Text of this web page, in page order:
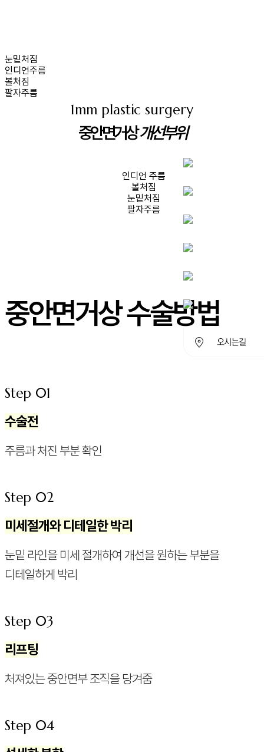
눈밑처짐
인디언주름
볼처짐
팔자주름
1mm plastic surgery
중안면거상개선부위
인디언 주름
볼처짐
눈밑처짐
팔자주름
중안면거상 수술방법
Step 01
수술전
주름과 처진 부분 확인
Step 02
미세절개와 디테일한 박리
눈밑 라인을 미세 절개하여 개선을 원하는 부분을
디테일하게 박리
Step 03
리프팅
처져있는 중안면부 조직을 당겨줌
Step 04